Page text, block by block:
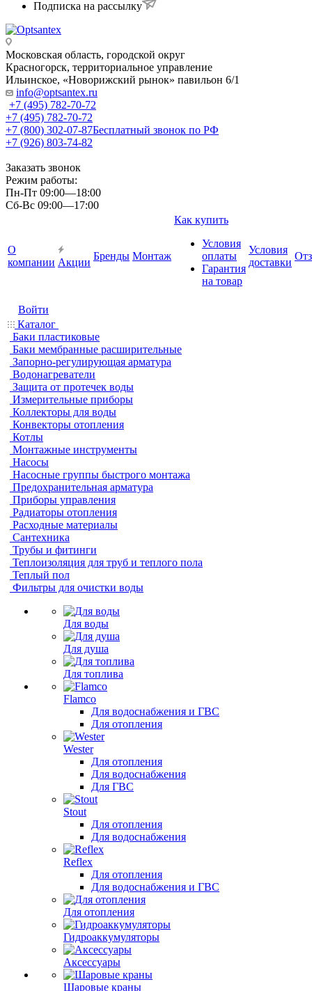
Подписка на рассылку
Московская область, городской округ
Красногорск, территориальное управление
Ильинское, «Новорижский рынок» павильон 6/1
info@optsantex.ru
+7 (495) 782-70-72
+7 (495) 782-70-72
+7 (800) 302-07-87Бесплатный звонок по РФ
+7 (926) 803-74-82
Заказать звонок
Режим работы:
Пн-Пт 09:00—18:00
Сб-Вс 09:00—17:00
О
компании Акции
Бренды Монтаж
Как купить
Условия
оплаты
Гарантия
на товар
Условия
доставки
Войти
Каталог
Баки пластиковые
Баки мембранные расширительные
Запорно-регулирующая арматура
Водонагреватели
Защита от протечек воды
Измерительные приборы
Коллекторы для воды
Конвекторы отопления
Котлы
Монтажные инструменты
Насосы
Насосные группы быстрого монтажа
Предохранительная арматура
Приборы управления
Радиаторы отопления
Расходные материалы
Сантехника
Трубы и фитинги
Теплоизоляция для труб и теплого пола
Теплый пол
Фильтры для очистки воды
Для воды
Для душа
Для топлива
Flamco
Для водоснабжения и ГВС
Для отопления
Wester
Для отопления
Для водоснабжения
Для ГВС
Stout
Для отопления
Для водоснабжения
Reflex
Для отопления
Для водоснабжения и ГВС
Для отопления
Гидроаккумуляторы
Аксессуары
Шаровые краны